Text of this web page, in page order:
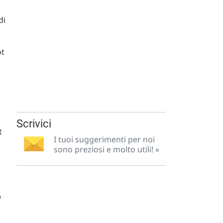
Scrivici
I tuoi suggerimenti per noi
sono preziosi e molto utili! »